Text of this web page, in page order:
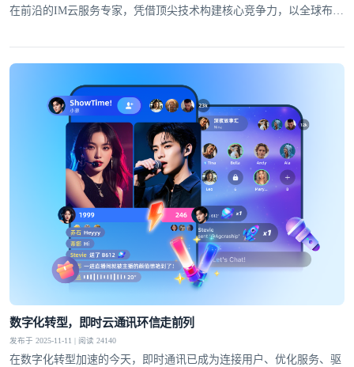
在前沿的IM云服务专家，凭借顶尖技术构建核心竞争力，以全球布局
的全球即时通讯解决方案。
数字化转型，即时云通讯环信走前列
发布于 2025-11-11 | 阅读 24140
在数字化转型加速的今天，即时通讯已成为连接用户、优化服务、驱